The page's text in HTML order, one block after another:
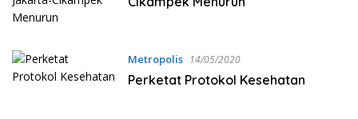
Metropolis 14/05/2020
Perketat Protokol Kesehatan